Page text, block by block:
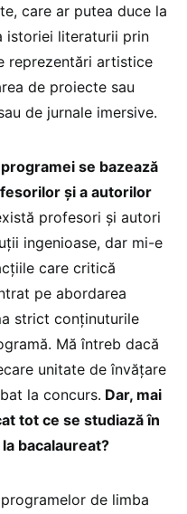
care ar putea duce la
istoriei literaturii prin
reprezentări artistice
de proiecte sau
de jurnale imersive.
se bazează
și a autorilor
profesori și autori
ingenioase, dar mi-e
care critică
pe abordarea
strict conținuturile
Mă întreb dacă
unitate de învățare
la concurs. Dar, mai
tot ce se studiază în
bacalaureat?
de limba